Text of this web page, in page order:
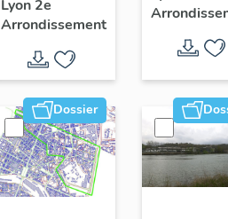
Lyon 2e
Arrondissement
André"
(Lyon
Dossier